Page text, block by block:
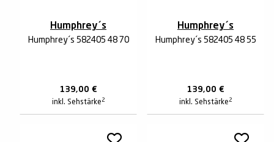
Humphrey´s
Humphrey´s 582405 48 70
139,00 €
inkl. Sehstärke 2
Humphrey´s
Humphrey´s 582405 48 55
139,00 €
inkl. Sehstärke 2